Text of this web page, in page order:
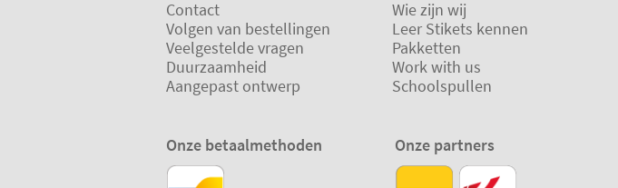
Contact
Volgen van bestellingen
Veelgestelde vragen
Duurzaamheid
Aangepast ontwerp
Wie zijn wij
Leer Stikets kennen
Pakketten
Work with us
Schoolspullen
Onze betaalmethoden Onze partners